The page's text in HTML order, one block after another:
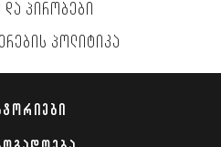
ᲓᲐ ᲞᲘᲠᲝᲑᲔᲑᲘ
ᲞᲝᲚᲘᲢᲘᲙᲐ